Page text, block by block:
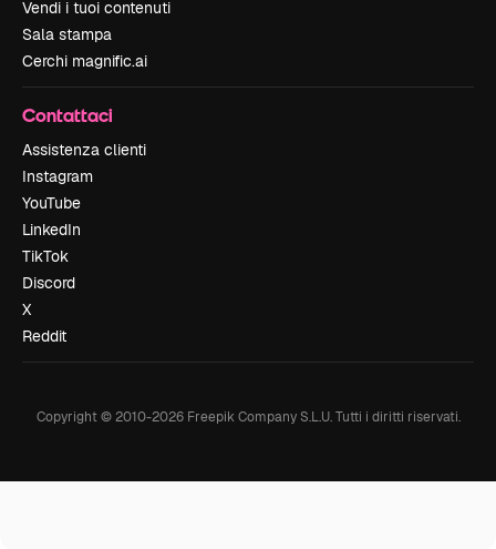
Vendi i tuoi contenuti
Sala stampa
Cerchi magnific.ai
Contattaci
Assistenza clienti
Instagram
YouTube
LinkedIn
TikTok
Discord
X
Reddit
Copyright © 2010-2026Freepik Company S.L.U. Tutti i diritti riservati.